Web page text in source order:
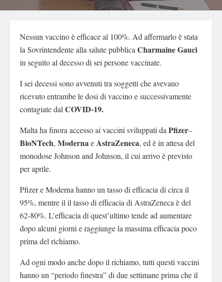
Nessun vaccino è efficace al 100%. Ad affermarlo è stata
la Sovrintendente alla salute pubblica Charmaine Gauci
in seguito al decesso di sei persone vaccinate.
I sei decessi sono avvenuti tra soggetti che avevano
ricevuto entrambe le dosi di vaccino e successivamente
contagiate dal COVID-19.
Malta ha finora accesso ai vaccini sviluppati da Pfizer–
BioNTech, ModernaeAstraZeneca, ed è in attesa del
monodose Johnson and Johnson, il cui arrivo è previsto
per aprile.
Pfizer e Moderna hanno un tasso di efficacia di circa il
95%, mentre il il tasso di efficacia di AstraZeneca è del
62-80%. L’efficacia di quest’ultimo tende ad aumentare
dopo alcuni giorni e raggiunge la massima efficacia poco
prima del richiamo.
Ad ogni modo anche dopo il richiamo, tutti questi vaccini
hanno un “periodo finestra” di due settimane prima che il